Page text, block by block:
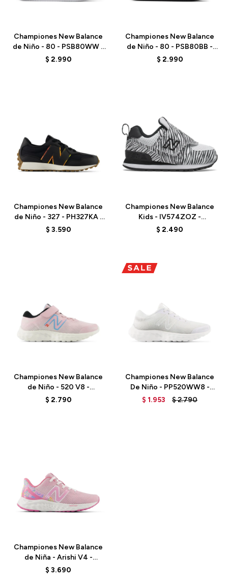
Championes New Balance
de Niño - 80 - PSB80WW -
ELD
$ 2.990
Championes New Balance
de Niño - 80 - PSB80BB -
ELD
$ 2.990
Championes New Balance
de Niño - 327 - PH327KA -
BLACK
$ 3.590
Championes New Balance
Kids - IV574ZOZ -
BLACK/WHITE
$ 2.490
Championes New Balance
de Niño - 520 V8 -
PA520RS8 - MID CENTURY
$ 2.790
Championes New Balance
De Niño - PP520WW8 -
WHITE
$ 1.953 $2.790
Championes New Balance
de Niña - Arishi V4 -
PPARIPK4 - LIGHT
$ 3.690